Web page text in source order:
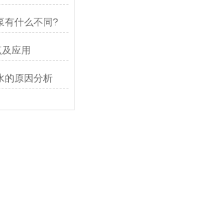
有什么不同?
应用
的原因分析